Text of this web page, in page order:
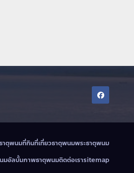
าตุพนมที่กินที่เที่ยวธาตุพนมพระธาตุพนม
มอัลบั้มภาพธาตุพนมติดต่อเราsitemap